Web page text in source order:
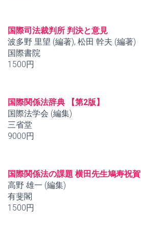
国際司法裁判所 判決と意見
波多野 里望 (編著), 松田 幹夫 (編著)
国際書院
1500円
国際関係法辞典 【第2版】
国際法学会 (編集)
三省堂
9000円
国際関係法の課題 横田先生鳩寿祝賀
高野 雄一 (編集)
有斐閣
1500円